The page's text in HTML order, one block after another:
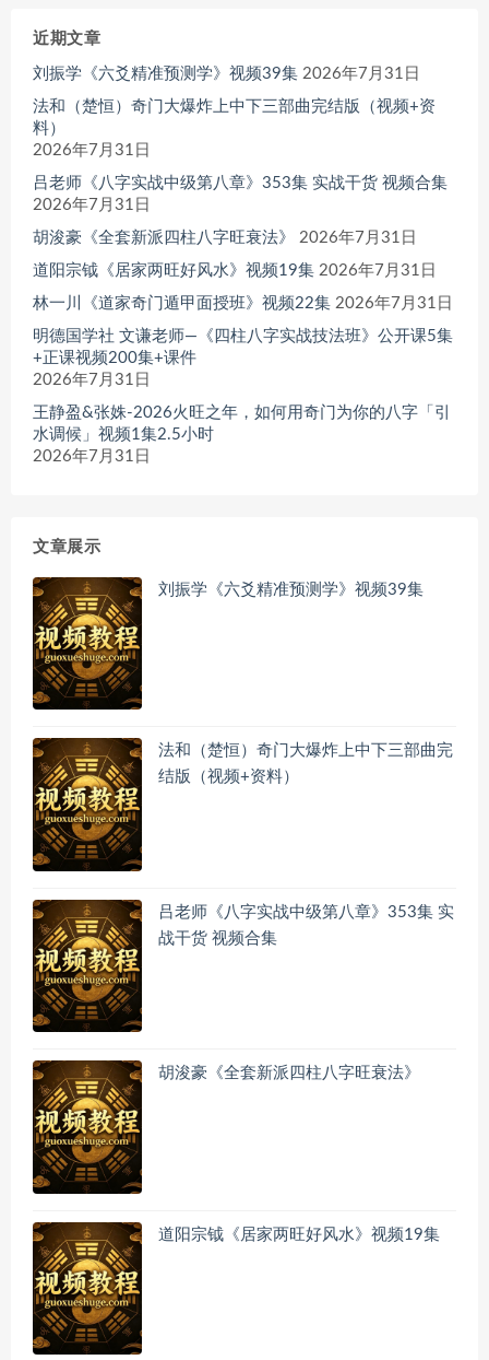
近期文章
刘振学《六爻精准预测学》视频39集 2026年7月31日
法和（楚恒）奇门大爆炸上中下三部曲完结版（视频+资
料）
2026年7月31日
吕老师《八字实战中级第八章》353集 实战干货 视频合集
2026年7月31日
胡浚豪《全套新派四柱八字旺衰法》
2026年7月31日
道阳宗钺《居家两旺好风水》视频19集 2026年7月31日
林一川《道家奇门遁甲面授班》视频22集 2026年7月31日
明德国学社 文谦老师—《四柱八字实战技法班》公开课5集
+正课视频200集+课件
2026年7月31日
王静盈&张姝-2026火旺之年，如何用奇门为你的八字「引
水调候」视频1集2.5小时
2026年7月31日
文章展示
刘振学《六爻精准预测学》视频39集
法和（楚恒）奇门大爆炸上中下三部曲完
结版（视频+资料）
吕老师《八字实战中级第八章》353集 实
战干货 视频合集
胡浚豪《全套新派四柱八字旺衰法》
道阳宗钺《居家两旺好风水》视频19集